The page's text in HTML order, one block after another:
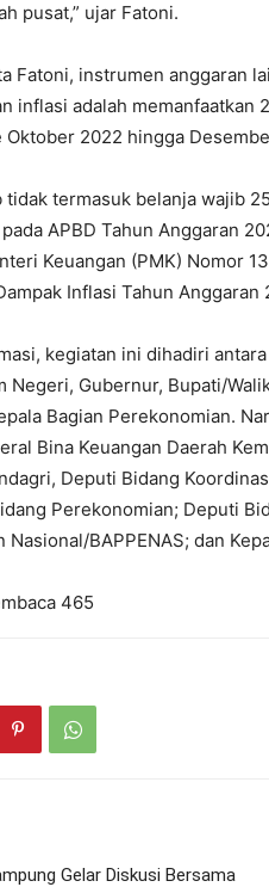
pusat,” ujar Fatoni.
Fatoni, instrumen anggaran
inflasi adalah memanfaatkan
2022 hingga
tidak termasuk belanja wajib
APBD Tahun Anggaran
Keuangan (PMK) Nomor
Inflasi Tahun Anggaran
kegiatan ini dihadiri
Negeri, Gubernur, Bupati/
Bagian Perekonomian.
Bina Keuangan Daerah
Deputi Bidang
Perekonomian; Deputi
Nasional/BAPPENAS; dan
465
Gelar Diskusi Bersama